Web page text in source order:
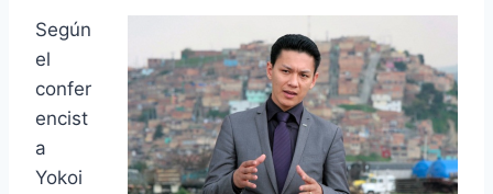
Según
el
confer
encist
a
Yokoi